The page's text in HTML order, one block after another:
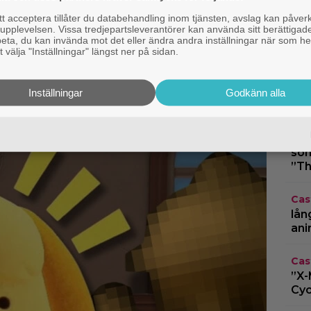
ny långfilm –
animerad serie
en
acceptera tillåter du databehandling inom tjänsten, avslag kan
Vissa tredjepartsleverantörer kan använda sitt
du kan invända mot det eller ändra andra inställningar när som
välja "Inställningar" längst ner på sidan.
Godkänn alla
Inställningar